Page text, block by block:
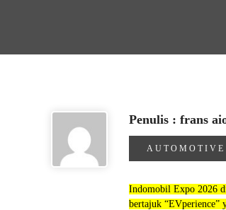
Penulis : frans
AUTOMOTIVE
Indomobil Expo 2026
bertajuk “EVperience”